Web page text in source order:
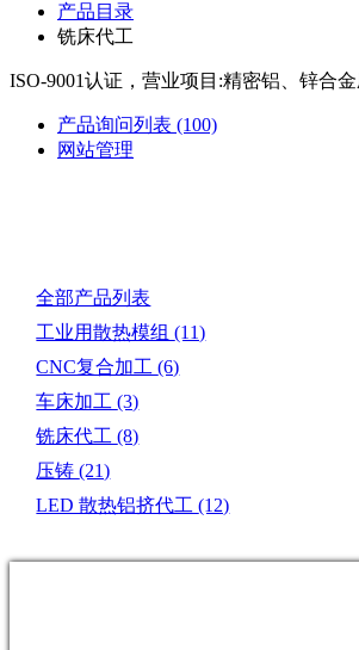
产品目录
铣床代工
ISO-9001认证，营业项目:精密铝、锌合
产品询问列表 (100)
网站管理
全部产品列表
工业用散热模组(11)
CNC复合加工(6)
车床加工(3)
铣床代工(8)
压铸(21)
LED 散热铝挤代工(12)